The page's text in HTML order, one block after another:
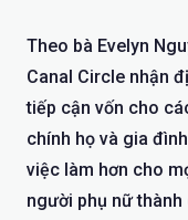
Theo bà Evelyn
Canal Circle nhận
tiếp cận vốn cho
chính họ và gia
việc làm hơn cho
người phụ nữ